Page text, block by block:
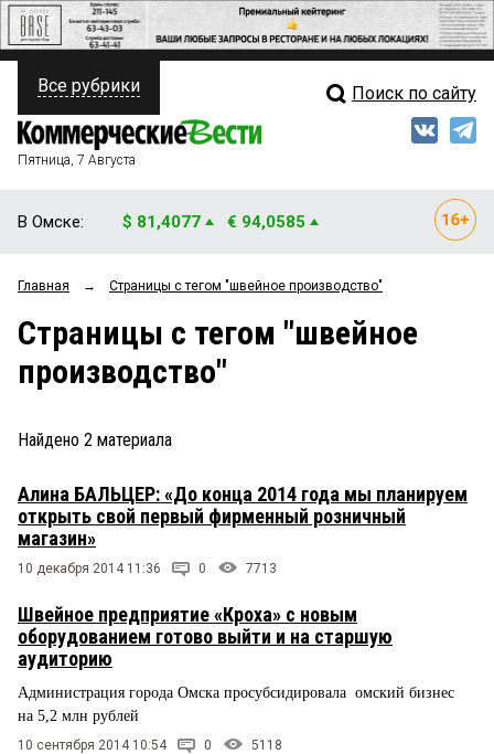
ПОЛИТИКА
ФИНАНСЫ
ОБЩЕСТВО
ЗАКОН
НОВОСТИ КОМПАНИЙ
ПРОИСШЕСТВИЯ
СТИЛЬ ЖИЗНИ
Свежий выпуск
Мнения
Рейтинги
Все рубрики Поиск по сайту
Пятница, 7 Августа
В Омске: $ 81,4077 € 94,0585
Главная → Страницы c тегом "швейное производство"
Страницы c тегом "швейное
производство"
Найдено 2 материала
Алина БАЛЬЦЕР: «До конца 2014 года мы планируем
открыть свой первый фирменный розничный
магазин»
10 декабря 2014 11:36 0 7713
Швейное предприятие «Кроха» с новым
оборудованием готово выйти и на старшую
аудиторию
Администрация города Омска просубсидировала омский бизнес
на 5,2 млн рублей
10 сентября 2014 10:54 0 5118